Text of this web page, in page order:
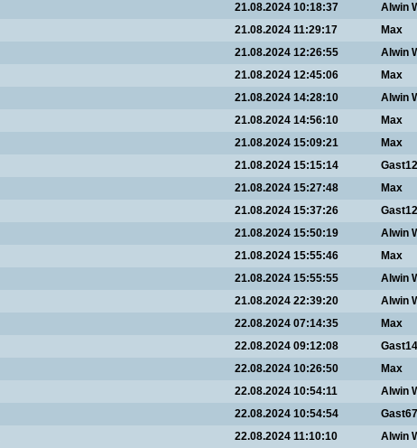
21.08.2024 10:18:37
Alwin
21.08.2024 11:29:17
Max
21.08.2024 12:26:55
Alwin
21.08.2024 12:45:06
Max
21.08.2024 14:28:10
Alwin
21.08.2024 14:56:10
Max
21.08.2024 15:09:21
Max
21.08.2024 15:15:14
21.08.2024 15:27:48
Max
21.08.2024 15:37:26
21.08.2024 15:50:19
Alwin
21.08.2024 15:55:46
Max
21.08.2024 15:55:55
Alwin
21.08.2024 22:39:20
Alwin
22.08.2024 07:14:35
Max
22.08.2024 09:12:08
22.08.2024 10:26:50
Max
22.08.2024 10:54:11
Alwin
22.08.2024 10:54:54
22.08.2024 11:10:10
Alwin